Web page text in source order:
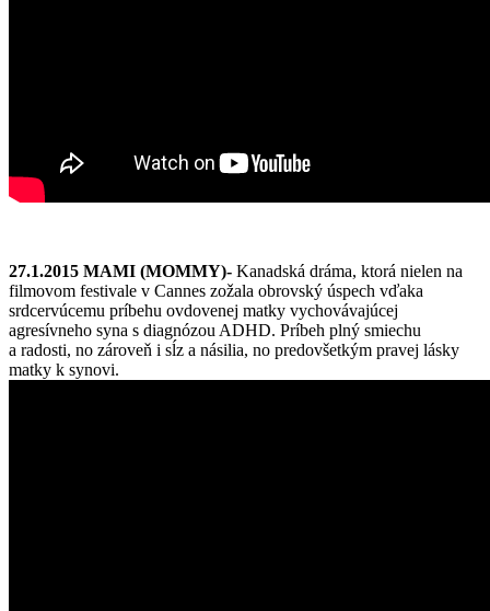
27.1.2015 MAMI (MOMMY)- Kanadská dráma, ktorá nielen na
filmovom festivale v Cannes zožala obrovský úspech vďaka
srdcervúcemu príbehu ovdovenej matky vychovávajúcej
agresívneho syna s diagnózou ADHD. Príbeh plný smiechu
a radosti, no zároveň i sĺz a násilia, no predovšetkým pravej lásky
matky k synovi.